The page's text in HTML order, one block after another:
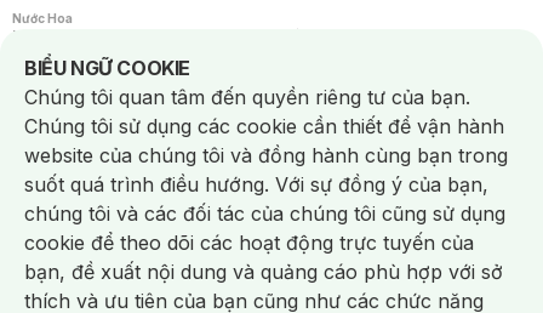
Nước Hoa
Nước Hoa Nữ
Chăm Sóc Cá Nhân
Chống Muỗi /Khẩu Trang /Máy Massage/Mặt Nạ Xông Hơi /Nước Rửa Tay/
Sản Phẩm Chăm Sóc Khác /Bàn Chải Đánh Răng /Bàn Chải Điện/
Hỗ Trợ Trắng Răng/Kem Đánh Răng /Máy Tăm Nước/ Nước Súc Miệng/
Tăm / Chỉ Nha Khoa/ Xịt Thơm Miệng / Dung Dịch Vệ Sinh/Dưỡng Vùng Kín/
Khăn Ướt Vệ Sinh Vùng Kín/Băng Vệ Sinh/Tampon/Bọt Cạo Râu /Dao Cạo Râu/
Máy Cạo Râu
Vấn Đề Về Da
Da Dầu / Lỗ Chân Lông To/ Da Khô / Mất Nước/ Da Lão Hóa/ Da Mụn/
Da Nhạy Cảm / Kích Ứng
Da Xỉn Màu Thâm / Nám / Tàn Nhang
Quầng Thâm & Bọng Mắt /Sẹo /Viêm Da Cơ Địa
Dụng Cụ / Phụ Kiện Chăm Sóc Da
Bông Tẩy Trang
Khăn Lau Mặt Khô Dụng Cụ / Máy Rửa Mặt Máy Chăm Sóc Da
Dụng Cụ Chăm Sóc Khác
BIỂU NGỮ COOKIE
Notice about cookies usage
Chúng tôi quan tâm đến quyền riêng tư của bạn.
Chúng tôi sử dụng các cookie cần thiết để vận hành
website của chúng tôi và đồng hành cùng bạn trong
suốt quá trình điều hướng. Với sự đồng ý của bạn,
chúng tôi và các đối tác của chúng tôi cũng sử dụng
cookie để theo dõi các hoạt động trực tuyến của
bạn, đề xuất nội dung và quảng cáo phù hợp với sở
thích và ưu tiên của bạn cũng như các chức năng